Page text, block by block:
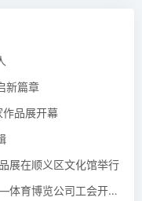
新篇章
作品展开幕
展在顺义区文化馆举行
笔墨凝香迎新春 工会送福暖人心——体育博览公司工会开展“迎新春 春联”活动